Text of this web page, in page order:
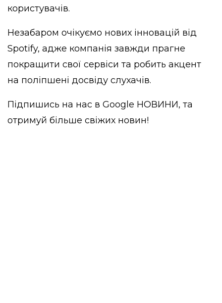
користувачів.
Незабаром очікуємо нових інновацій від
Spotify, адже компанія завжди прагне
покращити свої сервіси та робить акцент
на поліпшені досвіду слухачів.
Підпишись на нас в Google НОВИНИ, та
отримуй більше свіжих новин!